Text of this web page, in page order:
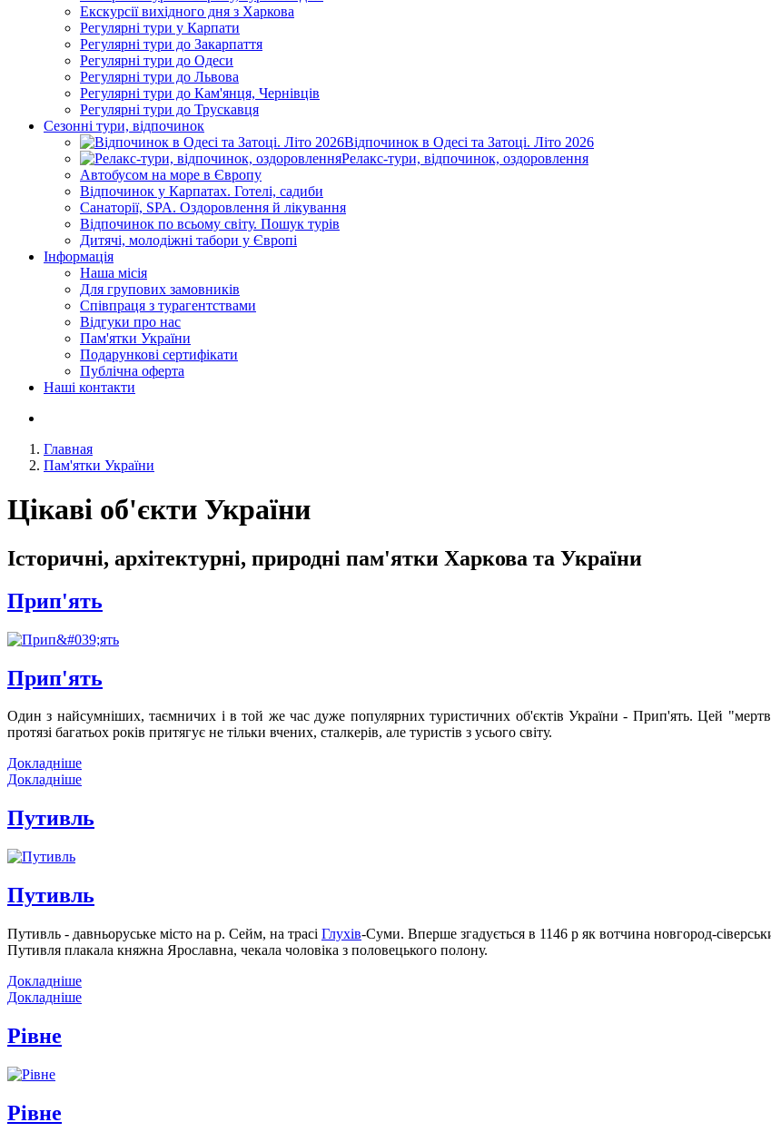
Екскурсії вихідного дня з Харкова
Регулярні тури у Карпати
Регулярні тури до Закарпаття
Регулярні тури до Одеси
Регулярні тури до Львова
Регулярні тури до Кам'янця, Чернівців
Регулярні тури до Трускавця
Сезонні тури, відпочинок
Відпочинок в Одесі та Затоці. Літо 2026
Релакс-тури, відпочинок, оздоровлення
Автобусом на море в Європу
Відпочинок у Карпатах. Готелі, садиби
Санаторії, SPA. Оздоровлення й лікування
Відпочинок по всьому світу. Пошук турів
Дитячі, молодіжні табори у Європі
Інформація
Наша місія
Для групових замовників
Співпраця з турагентствами
Відгуки про нас
Пам'ятки України
Подарункові сертифікати
Публічна оферта
Наші контакти
Главная
Пам'ятки України
Цікаві об'єкти України
Історичні, архітектурні, природні пам'ятки Харкова та України
Прип'ять
Прип'ять
Один з найсумніших, таємничих і в той же час дуже популярних туристичних об'єктів України - Прип'ять. Цей
протязі багатьох років притягує не тільки вчених, сталкерів, але туристів з усього світу.
Докладніше
Докладніше
Путивль
Путивль
Путивль - давньоруське місто на р. Сейм, на трасі Глухів-Суми. Вперше згадується в 1146 р як вотчина новгород-
Путивля плакала княжна Ярославна, чекала чоловіка з половецького полону.
Докладніше
Докладніше
Рівне
Рівне